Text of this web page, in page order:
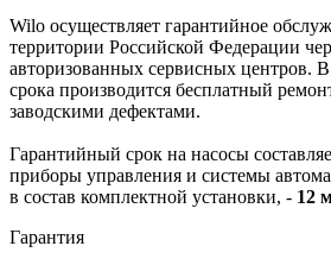
Wilo осуществляет гарантийное
территории Российской Федерации
авторизованных сервисных центров.
срока производится бесплатный
заводскими дефектами.
Гарантийный срок на насосы
приборы управления и системы
в состав комплектной установки, - 12
Гарантия